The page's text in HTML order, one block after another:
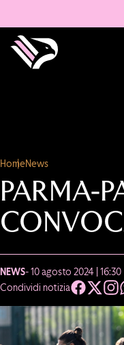
HomeNews
PARMA-
NEWS- 10 agosto 2024 | 16:30
Condividi notizia